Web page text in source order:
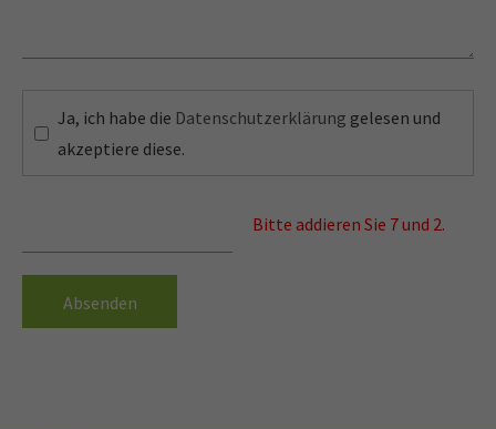
Ja, ich habe die Datenschutzerklärung gelesen und
akzeptiere diese.
Bitte addieren Sie 7 und 2.
Absenden
Treten Sie mit
uns in
Öffnungszeiten